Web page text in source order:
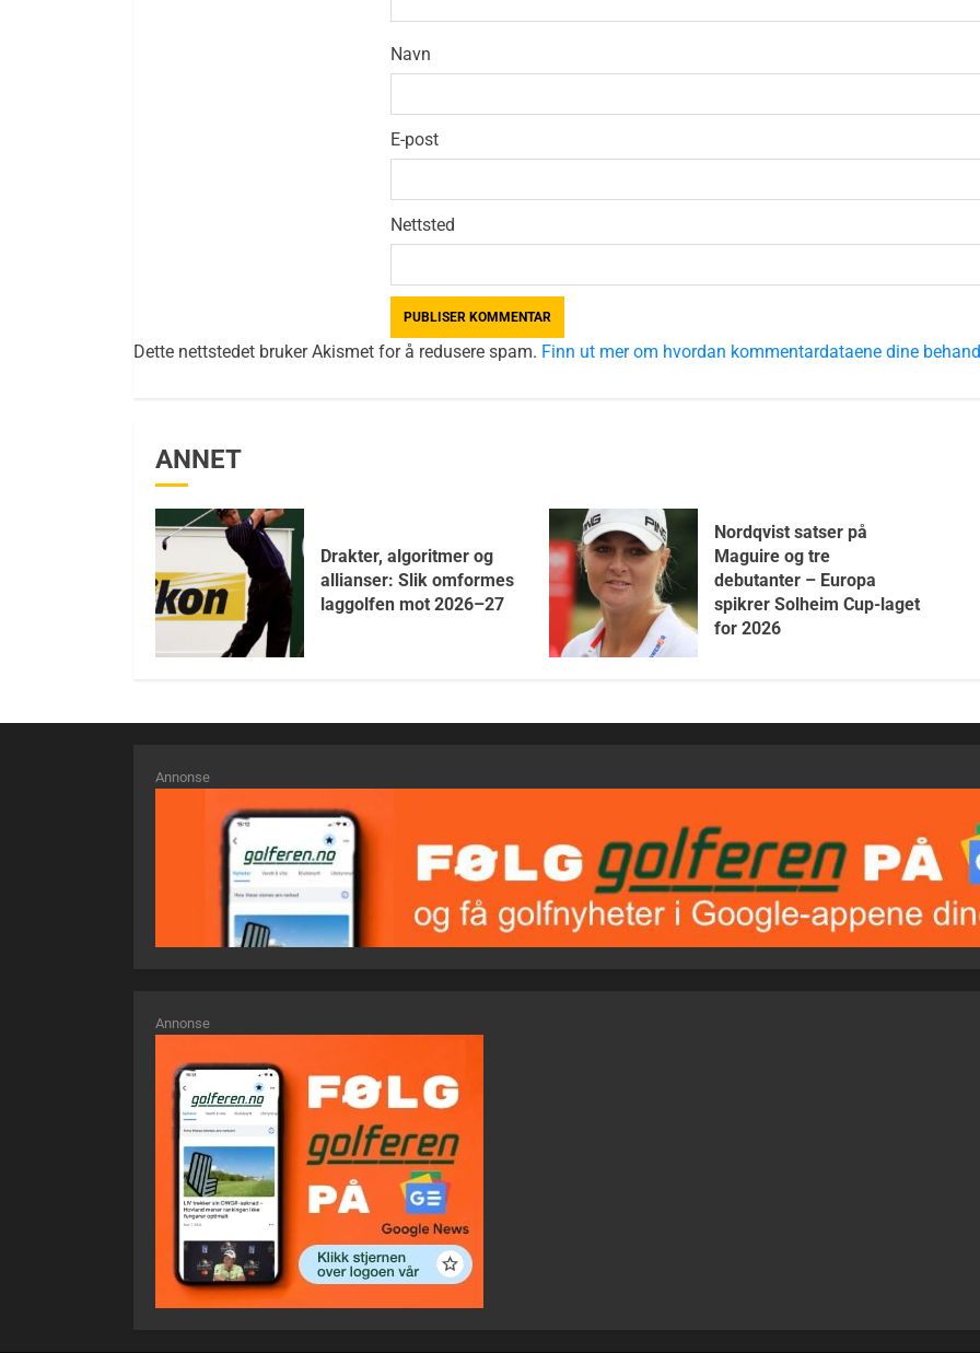
Navn
E-post
Nettsted
Dette nettstedet bruker Akismet for å redusere spam. Finn ut mer om hvordan kommentardataene dine
ANNET
Drakter, algoritmer og
allianser: Slik omformes
laggolfen mot 2026–27
Nordqvist satser på
Maguire og tre
debutanter – Europa
spikrer Solheim Cup-laget
for 2026
Annonse
Annonse